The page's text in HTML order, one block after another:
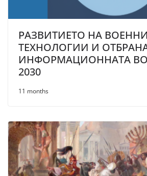
РАЗВИТИЕТО НА
ТЕХНОЛОГИИ И
ИНФОРМАЦИОННАТА
2030
11 months